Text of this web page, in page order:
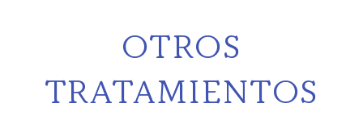
OTROS
TRATAMIENTOS